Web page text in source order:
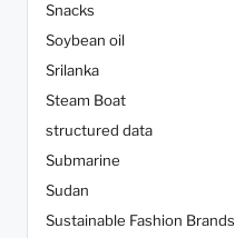
Snacks
Soybean oil
Srilanka
Steam Boat
structured data
Submarine
Sudan
Sustainable Fashion Brands